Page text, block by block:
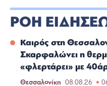
ΡΟΗ
Καιρός στη
Σκαρφαλώνει η
«φλερτάρει» με
Θεσσαλονίκη 08.08.26